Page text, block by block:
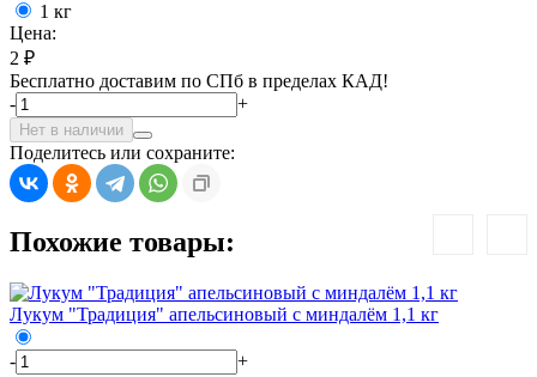
1 кг
Цена:
2 ₽
Бесплатно доставим по СПб в пределах КАД!
-
+
Нет в наличии
Поделитесь или сохраните:
Похожие товары:
Лукум "Традиция" апельсиновый с миндалём 1,1 кг
-
+